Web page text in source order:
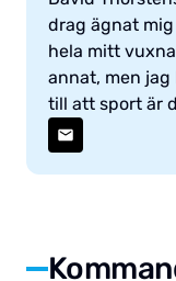
drag ägnat
hela mitt
annat, men
till att sport är